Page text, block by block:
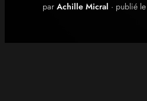
par Achille Micral · publié